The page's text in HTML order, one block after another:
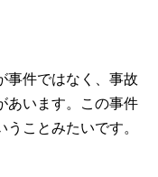
事件ではなく、事故
あいます。この事件
ことみたいです。